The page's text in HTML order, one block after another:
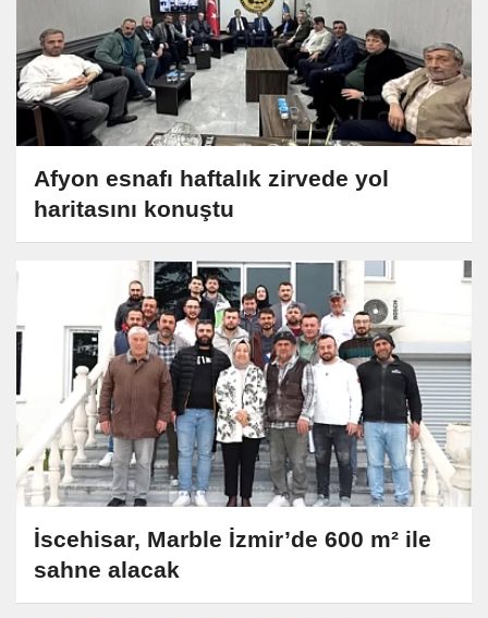
Afyon esnafı haftalık zirvede yol
haritasını konuştu
İscehisar, Marble İzmir’de 600 m² ile
sahne alacak